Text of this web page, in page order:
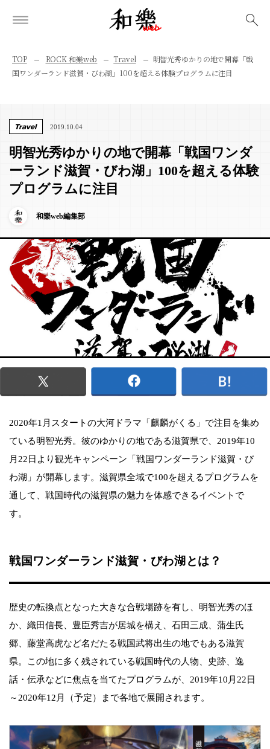
TOP ROCK 和樂web Travel
明智光秀ゆかりの地で開幕「戦
国ワンダーランド滋賀・びわ湖」100を超える体験プログラムに注目
Travel 2019.10.04
明智光秀ゆかりの地で開幕「戦国ワンダ
ーランド滋賀・びわ湖」100を超える体験
プログラムに注目
和樂web編集部
2020年1月スタートの大河ドラマ「麒麟がくる」で注目を集め
ている明智光秀。彼のゆかりの地である滋賀県で、2019年10
月22日より観光キャンペーン「戦国ワンダーランド滋賀・び
わ湖」が開幕します。滋賀県全域で100を超えるプログラムを
通して、戦国時代の滋賀県の魅力を体感できるイベントで
す。
戦国ワンダーランド滋賀・びわ湖とは？
歴史の転換点となった大きな合戦場跡を有し、明智光秀のほ
か、織田信長、豊臣秀吉が居城を構え、石田三成、蒲生氏
郷、藤堂高虎など名だたる戦国武将出生の地でもある滋賀
県。この地に多く残されている戦国時代の人物、史跡、逸
話・伝承などに焦点を当てたプログラムが、2019年10月22日
～2020年12月（予定）まで各地で展開されます。